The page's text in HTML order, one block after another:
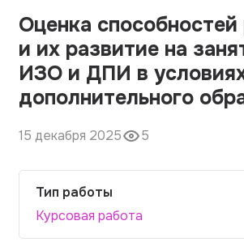
О компании
Наши гарантии
Порядок оплаты
Контакты
Оценка способностей
и их развитие на
ИЗО и ДПИ в
дополнительного
15 декабря 2025 5
Тип работы
Курсовая работа